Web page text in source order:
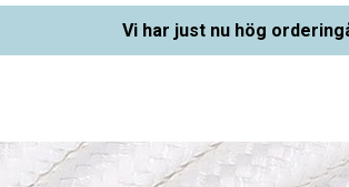
Vi har just nu hög